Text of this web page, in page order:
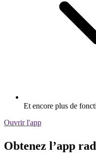
Et encore plus de
Ouvrir l'app
Obtenez l’app